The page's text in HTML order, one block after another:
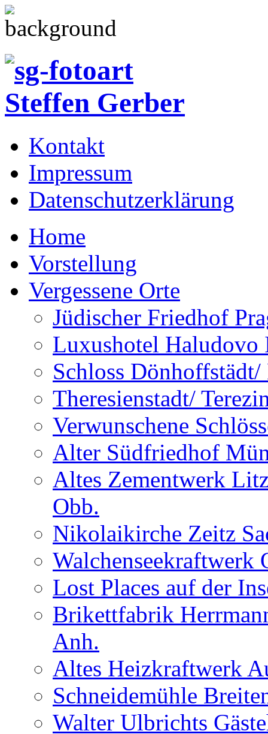
Kontakt
Impressum
Datenschutzerklärung
Home
Vorstellung
Vergessene Orte
Jüdischer Friedhof
Luxushotel
Schloss Dönhoffstädt/
Theresienstadt/
Verwunschene
Alter Südfriedhof
Altes Zementwerk
Obb.
Nikolaikirche Zeitz
Walchenseekraftwerk
Lost Places auf der
Brikettfabrik
Anh.
Altes Heizkraftwerk
Schneidemühle
Walter Ulbrichts